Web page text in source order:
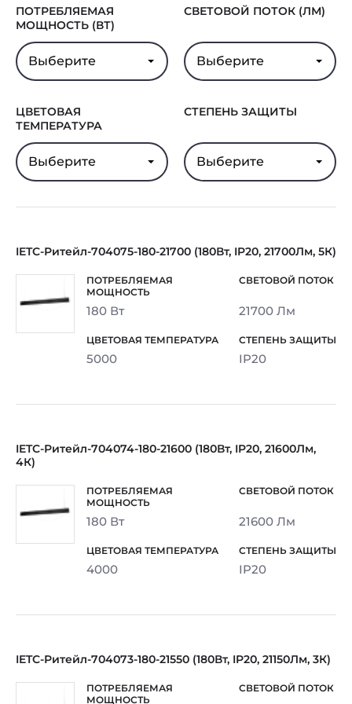
ПОТРЕБЛЯЕМАЯ
МОЩНОСТЬ (ВТ)
Выберите
СВЕТОВОЙ ПОТОК (ЛМ)
Выберите
ЦВЕТОВАЯ
ТЕМПЕРАТУРА
Выберите
СТЕПЕНЬ ЗАЩИТЫ
Выберите
IETC-Ритейл-704075-180-21700 (180Вт, IP20, 21700Лм, 5К)
180 Вт 21700 Лм
5000 IP20
IETC-Ритейл-704074-180-21600 (180Вт, IP20, 21600Лм,
4К)
180 Вт 21600 Лм
4000 IP20
IETC-Ритейл-704073-180-21550 (180Вт, IP20, 21150Лм, 3К)